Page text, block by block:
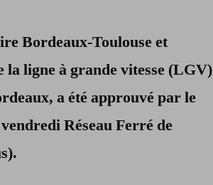
Bordeaux-Toulouse et
la ligne à grande vitesse (LGV)
a été approuvé par le
Réseau Ferré de